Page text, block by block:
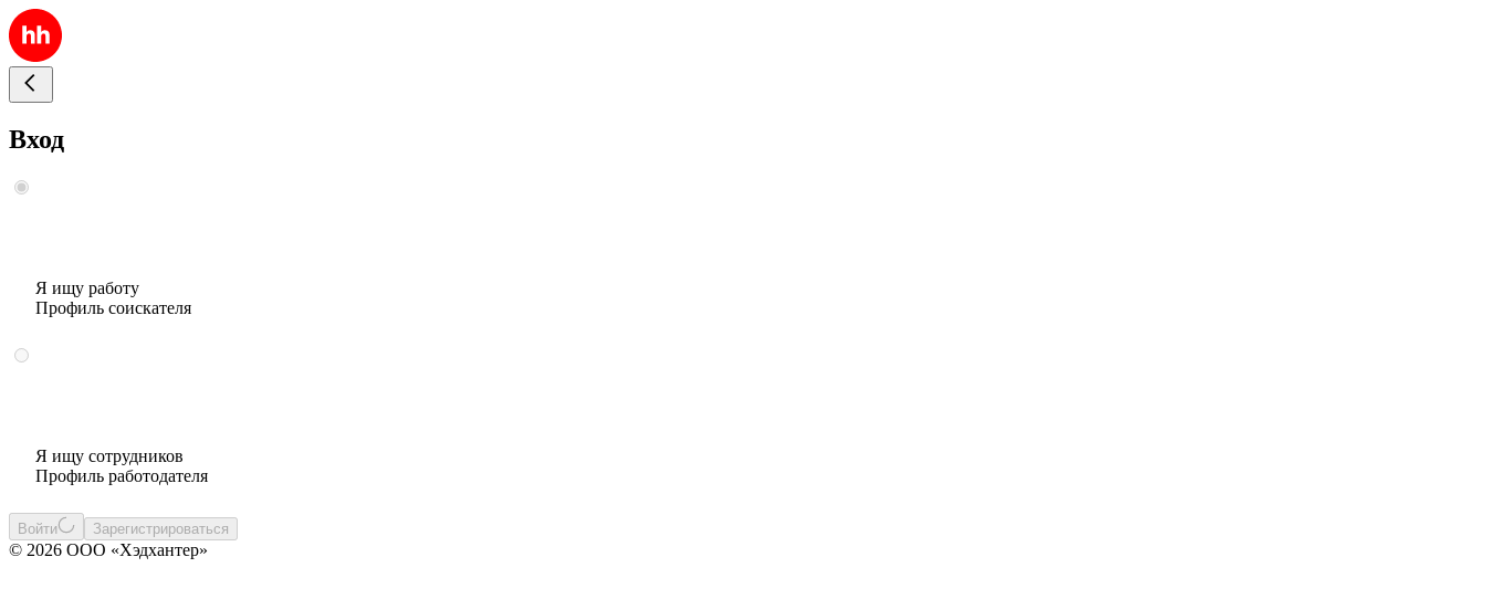
Вход
Я ищу работу
Профиль соискателя
Я ищу сотрудников
Профиль работодателя
Войти Зарегистрироваться
© 2026 ООО «Хэдхантер»